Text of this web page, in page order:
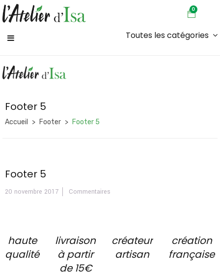
0
Toutes les catégories
Footer 5
Accueil Footer Footer 5
Footer 5
20 novembre 2017 Commentaires
haute
qualité
livraison
à partir
de 15€
créateur
artisan
création
française